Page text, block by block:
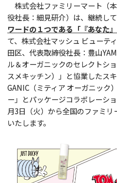
株式会社ファミリーマート（
役社長：細見研介）は、継続し
ワードの１つである「『あなた』
て、株式会社マッシュ ビューテ
田区、代表取締役社長：豊山
ル＆オーガニックのセレクトシ
スメキッチン）」と協業したス
GANIC（ミティア オーガニック
ー」とパッケージコラボレーシ
月3日（火）から全国のファミ
いたします。